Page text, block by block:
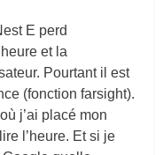
E perd
et la
Pourtant il est
(fonction farsight).
j’ai placé mon
l’heure. Et si je